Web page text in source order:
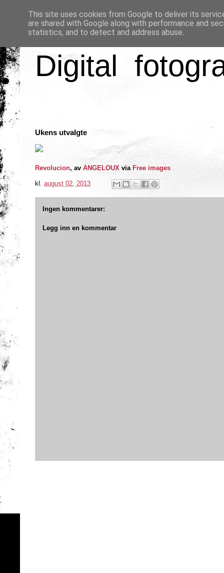
Digital
Ukens utvalgte
Revolucion, av ANGELOUX via Free images
kl. august 02, 2013
Ingen kommentarer:
Legg inn en kommentar
This site uses cookies from Google to deliver its
are shared with Google along with performance and
statistics, and to detect and address abuse.